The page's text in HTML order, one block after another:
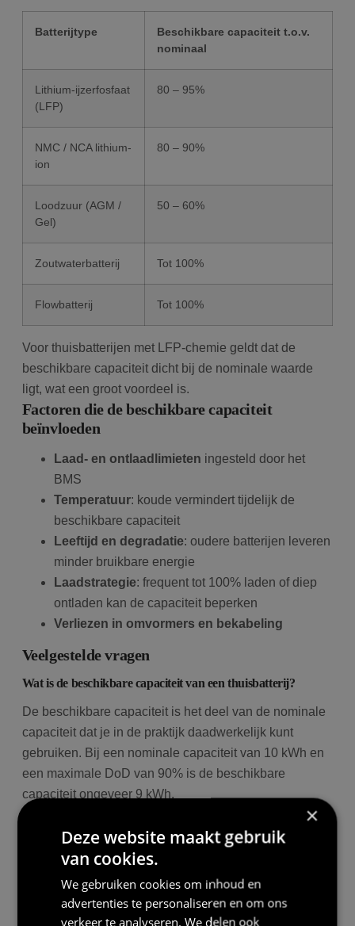
Batterijtype
Beschikbare capaciteit t.o.v.
nominaal
Lithium-ijzerfosfaat
(LFP)
80 – 95%
NMC / NCA lithium-
ion
80 – 90%
Loodzuur (AGM /
Gel)
50 – 60%
Zoutwaterbatterij Tot 100%
Flowbatterij Tot 100%
Voor thuisbatterijen met LFP-chemie geldt dat de
beschikbare capaciteit dicht bij de nominale waarde
ligt, wat een groot voordeel is.
Factoren die de beschikbare capaciteit
beïnvloeden
Laad- en ontlaadlimieten ingesteld door het
BMS
Temperatuur: koude vermindert tijdelijk de
beschikbare capaciteit
Leeftijd en degradatie: oudere batterijen leveren
minder bruikbare energie
Laadstrategie: frequent tot 100% laden of diep
ontladen kan de capaciteit beperken
Verliezen in omvormers en bekabeling
Veelgestelde vragen
Wat is de beschikbare capaciteit van een thuisbatterij?
De beschikbare capaciteit is het deel van de nominale
capaciteit dat je in de praktijk daadwerkelijk kunt
gebruiken. Bij een nominale capaciteit van 10 kWh en
een maximale DoD van 90% is de beschikbare
capaciteit ongeveer 9 kWh.
Waarom is de beschikbare capaciteit lager dan de nominale?
Het verschil ontstaat door de diepte van ontlading
omvormers, en beveiligingsmarges die schade en
degradatie voorkomen. Zo blijft er altijd een buffer over.
×
Deze website maakt gebruik
van cookies.
We gebruiken cookies om inhoud en
advertenties te personaliseren en om ons
verkeer te analyseren. We delen ook